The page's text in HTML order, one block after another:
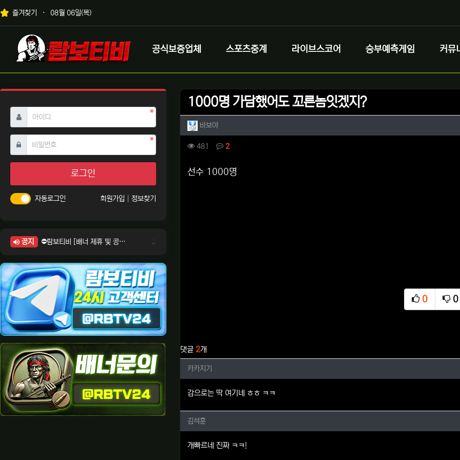
상단 네비
즐겨찾기 08월 06일(목)
메인 메뉴
로고
공식보증업체 스포츠중계 라이브스코어 승부예측게임 커뮤
1000명 가담했어도 꼬른놈잇겠지?
작성자 정보
바보야작성
컨텐츠 정보
481 조회 2댓글
본문
선수 1000명
0
추천
0
비
댓글 2개
카카지기님의 댓글
카카지기
감으로는 딱 여기네 ㅎㅎ ㅋㅋ
김석훈님의 댓글
김석훈
개빠르네 진짜 ㅋㅋ!
아이디 필수
비밀번호필수
로그인
자동로그인 회원가입 정보찾기
공지
⛔람보티비 [배너 제휴 및 공식 입점 문의 안내]
⛔람보티비 [정회원 등급UP! 안내사항]
⛔람보티비 [채팅방 이용시 주의사항]
⛔람보티비 [공식보증업체 안내]